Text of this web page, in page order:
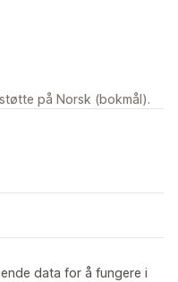
på Norsk (bokmål).
data for å fungere i